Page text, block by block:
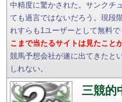
中精度に驚かされた。サンクチ
ても過言ではないだろう。現段
れすらも1ユーザーとして無料
こまで当たるサイトは見たこと
競馬予想会社が遂に出てきたと
しれない。
三競的